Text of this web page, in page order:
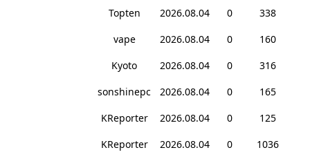
Topten
2026.08.04 0
338
vape
2026.08.04 0
160
Kyoto
2026.08.04 0
316
sonshinepc
2026.08.04 0
165
KReporter
2026.08.04 0
125
KReporter
2026.08.04 0
1036